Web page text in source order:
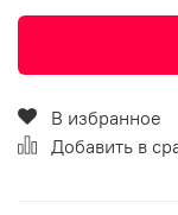
В избранное
Добавить в